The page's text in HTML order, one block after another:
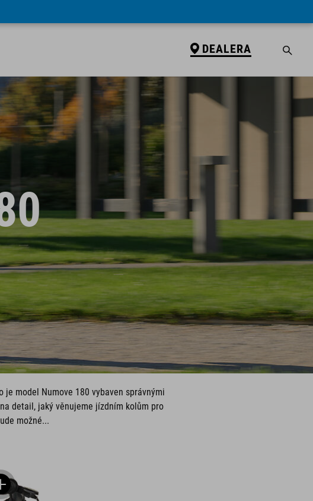
DEALERA
model Numove 180 vybaven správnými
detail, jaký věnujeme jízdním kolům pro
možné...